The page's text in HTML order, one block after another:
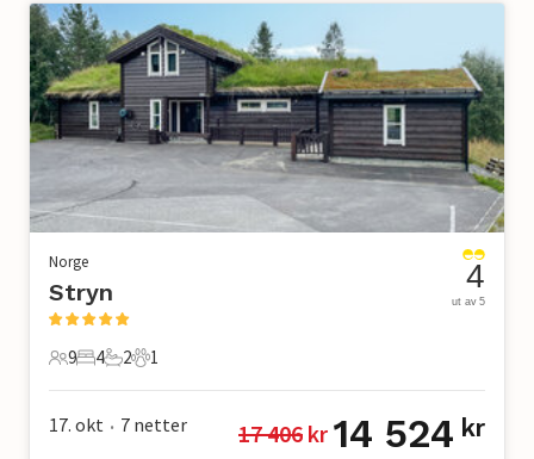
Norge
Stryn
9 Gjester
9
4 Soverom
4
2 Bad
2
1 Kjæledyr
1
4
ut av 5
17. okt • 7 netter 17 406 kr 14 524 kr